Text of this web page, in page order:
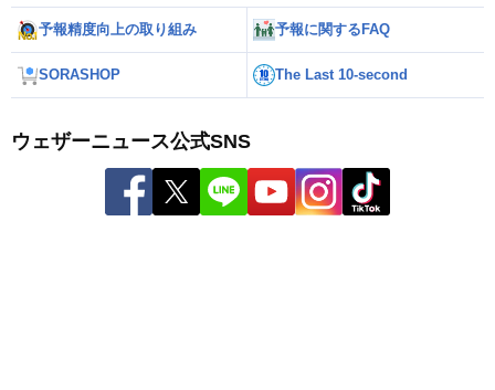
予報精度向上の取り組み 予報に関するFAQ
SORASHOP The Last 10-second
ウェザーニュース公式SNS